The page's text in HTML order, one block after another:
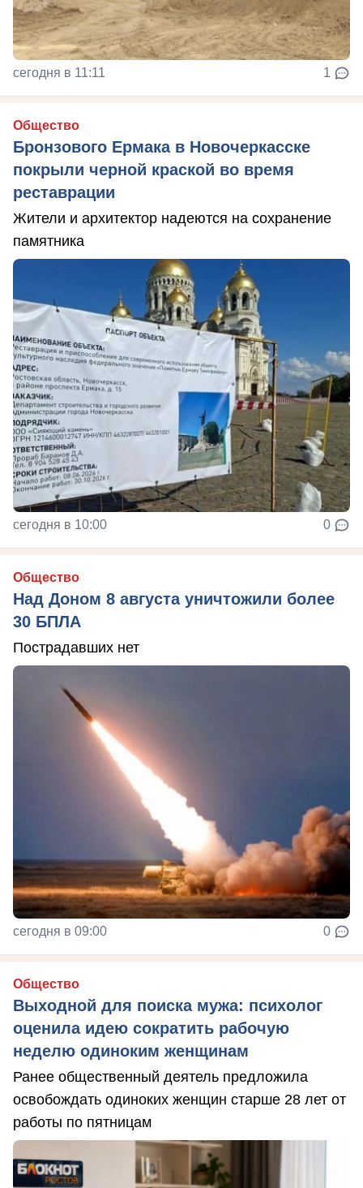
сегодня в 11:11 1
Общество
Бронзового Ермака в Новочеркасске
покрыли черной краской во время
реставрации
Жители и архитектор надеются на сохранение
памятника
сегодня в 10:00 0
Общество
Над Доном 8 августа уничтожили более
30 БПЛА
Пострадавших нет
сегодня в 09:00 0
Общество
Выходной для поиска мужа: психолог
оценила идею сократить рабочую
неделю одиноким женщинам
Ранее общественный деятель предложила
освобождать одиноких женщин старше 28 лет от
работы по пятницам